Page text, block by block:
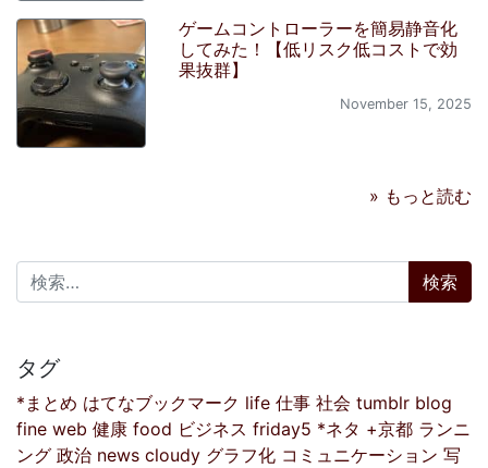
ゲームコントローラーを簡易静音化
してみた！【低リスク低コストで効
果抜群】
November 15, 2025
» もっと読む
検索:
タグ
*まとめ はてなブックマーク life 仕事 社会 tumblr blog
fine web 健康 food ビジネス friday5 *ネタ +京都 ランニ
ング 政治 news cloudy グラフ化 コミュニケーション 写